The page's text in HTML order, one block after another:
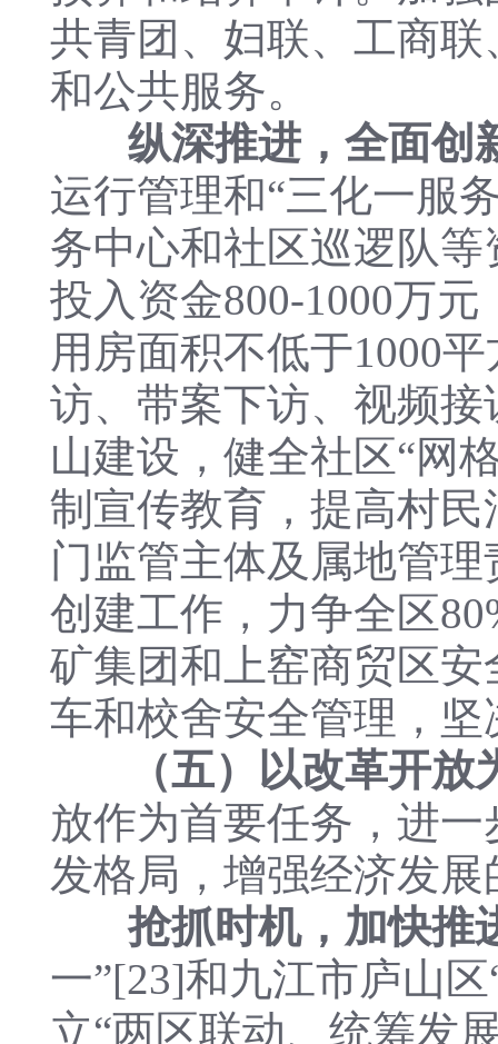
共青团、妇联、工商
和公共服务。
纵深推进，全面创
运行管理和“三化一服
务中心和社区巡逻队
投入资金800-1000万
用房面积不低于1000
访、带案下访、视频
山建设，健全社区“网
制宣传教育，提高村
门监管主体及属地管
创建工作，力争全区
矿集团和上窑商贸区
车和校舍安全管理，
（五）以改革开
放作为首要任务，进
发格局，增强经济发
抢抓时机，加快推
一”[23]和九江市庐山
立“两区联动、统筹发